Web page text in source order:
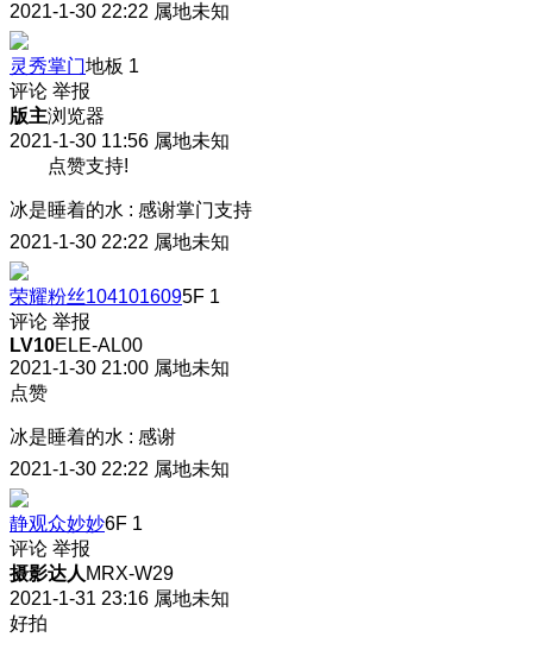
2021-1-30 22:22 属地未知
灵秀掌门地板 1
评论 举报
版主浏览器
2021-1-30 11:56 属地未知
点赞支持!
冰是睡着的水 : 感谢掌门支持
2021-1-30 22:22 属地未知
荣耀粉丝1041016095F 1
评论 举报
LV10ELE-AL00
2021-1-30 21:00 属地未知
点赞
冰是睡着的水 : 感谢
2021-1-30 22:22 属地未知
静观众妙妙6F 1
评论 举报
摄影达人 MRX-W29
2021-1-31 23:16 属地未知
好拍